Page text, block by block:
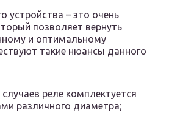
устройства – это очень
позволяет вернуть
и оптимальному
такие нюансы данного
реле комплектуется
различного диаметра;